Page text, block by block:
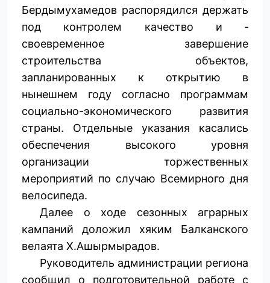
Бердымухамедов распорядился держать
под контролем качество и ­
своевременное завершение
строительства объектов,
запланированных к открытию в
нынешнем году согласно программам
социально-экономического развития
страны. Отдельные указания касались
обеспечения высокого уровня
организации торжественных
мероприятий по случаю Всемирного дня
велосипеда.
Далее о ходе сезонных аграрных
кампаний доложил хяким Балканского
велаята Х.Ашырмырадов.
Руководитель администрации региона
сообщил о подготовительной работе с